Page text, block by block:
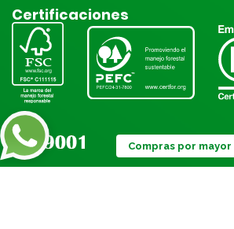
Certificaciones
Compras por mayor